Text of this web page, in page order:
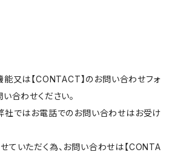
能又は【CONTACT】のお問い合わせフォ
合わせください。
社ではお電話でのお問い合わせはお受け
ていただく為、お問い合わせは【CONTA